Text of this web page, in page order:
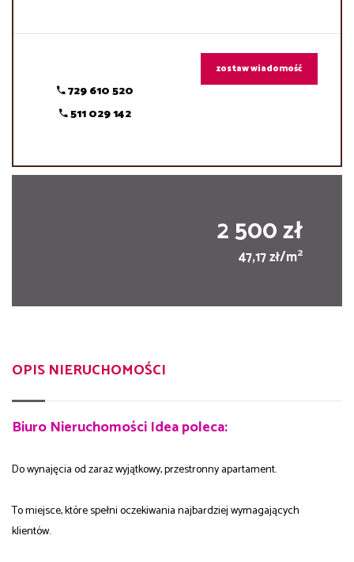
729 610 520
511 029 142
zostaw wiadomość
2 500 zł
47,17 zł/m2
OPIS NIERUCHOMOŚCI
Biuro Nieruchomości Idea poleca:
Do wynajęcia od zaraz wyjątkowy, przestronny apartament.
To miejsce, które spełni oczekiwania najbardziej wymagających
klientów.